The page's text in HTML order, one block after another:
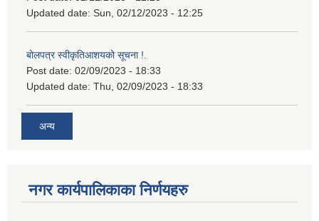
Updated date: Sun, 02/12/2023 - 12:25
बोलपत्र स्वीकृतिआशयको सूचना !.
Post date: 02/09/2023 - 18:33
Updated date: Thu, 02/09/2023 - 18:33
अन्य
नगर कार्यपालिकाका निर्णयहरु